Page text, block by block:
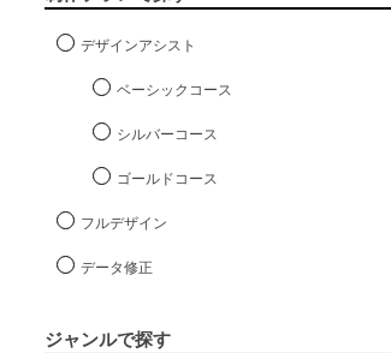
デザインアシスト
ベーシックコース
シルバーコース
ゴールドコース
フルデザイン
データ修正
ジャンルで探す